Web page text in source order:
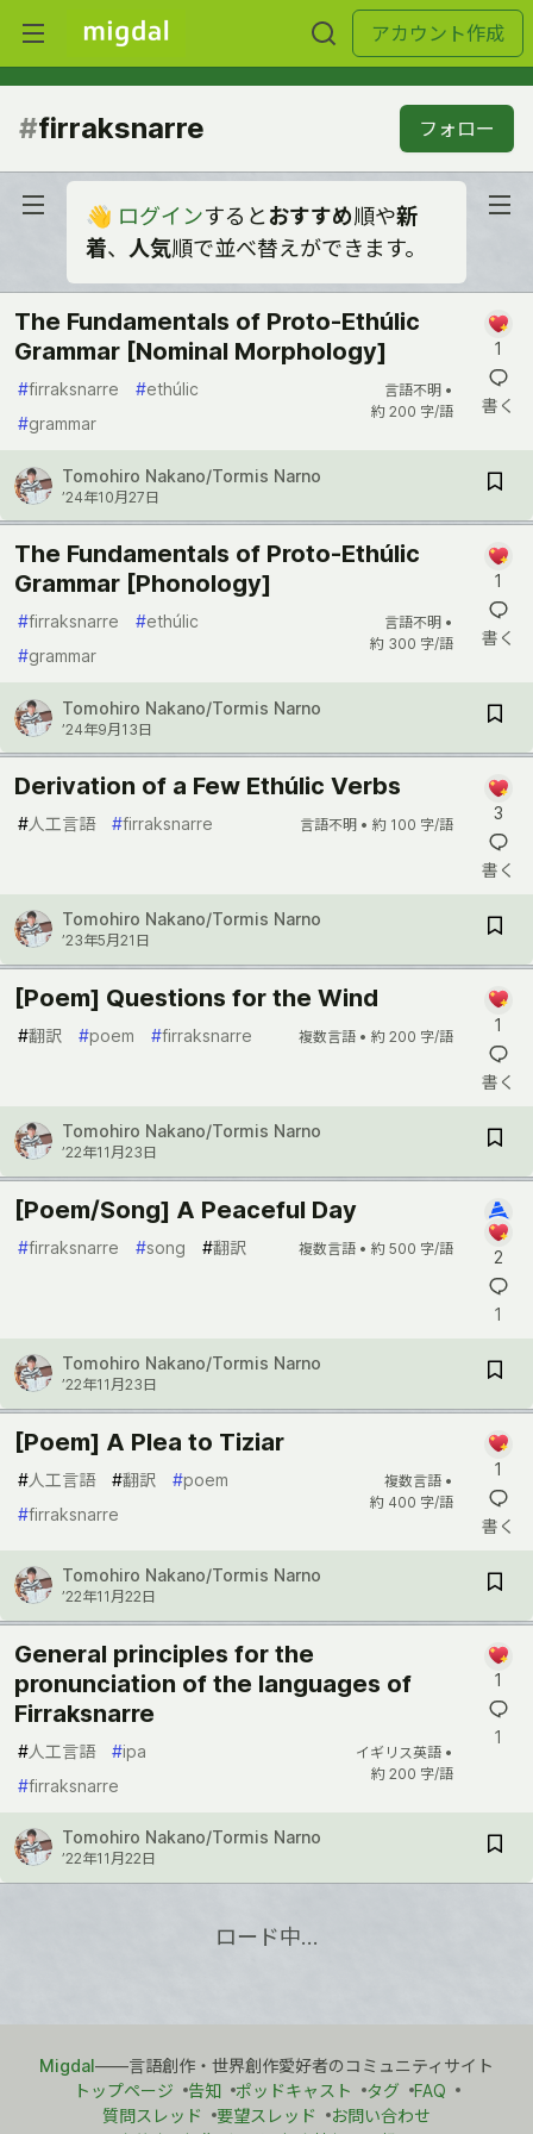
アカウント作成
#firraksnarre フォロー
👋 ログインするとおすすめ順や新
着、 人気順で並べ替えができます。
The Fundamentals of Proto-Ethúlic
Grammar [Nominal Morphology]
#firraksnarre #ethúlic
#grammar
言語不明 •
約 200 字/語
1
書く
Tomohiro Nakano/Tormis Narno
’24年10月27日
The Fundamentals of Proto-Ethúlic
Grammar [Phonology]
#firraksnarre #ethúlic
#grammar
言語不明 •
約 300 字/語
1
書く
Tomohiro Nakano/Tormis Narno
’24年9月13日
Derivation of a Few Ethúlic Verbs
#人工言語 #firraksnarre 言語不明 • 約 100 字/語
3
書く
Tomohiro Nakano/Tormis Narno
’23年5月21日
[Poem] Questions for the Wind
#翻訳 #poem #firraksnarre 複数言語 • 約 200 字/語
1
書く
Tomohiro Nakano/Tormis Narno
’22年11月23日
[Poem/Song] A Peaceful Day
#firraksnarre #song #翻訳 複数言語 • 約 500 字/語 2
1
Tomohiro Nakano/Tormis Narno
’22年11月23日
[Poem] A Plea to Tiziar
#人工言語 #翻訳 #poem
#firraksnarre
複数言語 •
約 400 字/語
1
書く
Tomohiro Nakano/Tormis Narno
’22年11月22日
General principles for the
pronunciation of the languages of
Firraksnarre
#人工言語 #ipa
#firraksnarre
イギリス英語 •
約 200 字/語
1
1
Tomohiro Nakano/Tormis Narno
’22年11月22日
ロード中…
Migdal――言語創作・世界創作愛好者のコミュニティサイト
トップページ
告知 ポッドキャスト タグ
FAQ
質問スレッド
要望スレッド
お問い合わせ